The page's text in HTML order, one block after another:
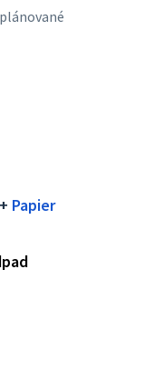
+ Papier